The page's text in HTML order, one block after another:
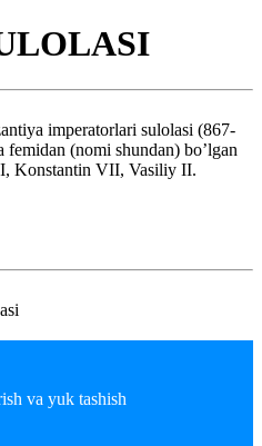
imperatorlari sulolasi (867-
(nomi shundan) bo’lgan
Konstantin VII, Vasiliy II.
va yuk tashish